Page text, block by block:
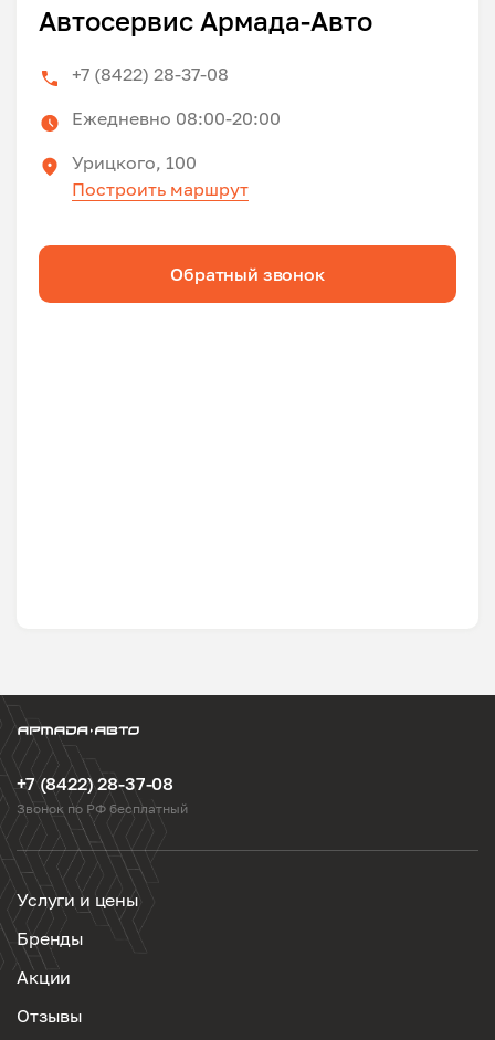
Автосервис Армада-Авто
+7 (8422) 28-37-08
Ежедневно 08:00-20:00
Урицкого, 100
Построить маршрут
Обратный звонок
+7 (8422) 28-37-08
Звонок по РФ бесплатный
Услуги и цены
Бренды
Акции
Отзывы